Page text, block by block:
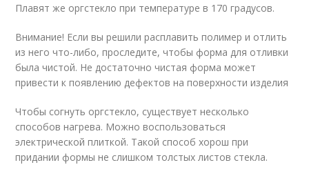
Плавят же оргстекло при температуре в 170 градусов.
Внимание! Если вы решили расплавить полимер и отлить
из него что-либо, проследите, чтобы форма для отливки
была чистой. Не достаточно чистая форма может
привести к появлению дефектов на поверхности изделия
Чтобы согнуть оргстекло, существует несколько
способов нагрева. Можно воспользоваться
электрической плиткой. Такой способ хорош при
придании формы не слишком толстых листов стекла.